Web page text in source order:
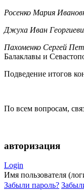
Росенко Мария
Джуха Иван
Пахоменко Сергей
Балаклавы и
Подведение итогов
По всем вопросам,
авторизация
Login
Имя пользователя
Забыли пароль?